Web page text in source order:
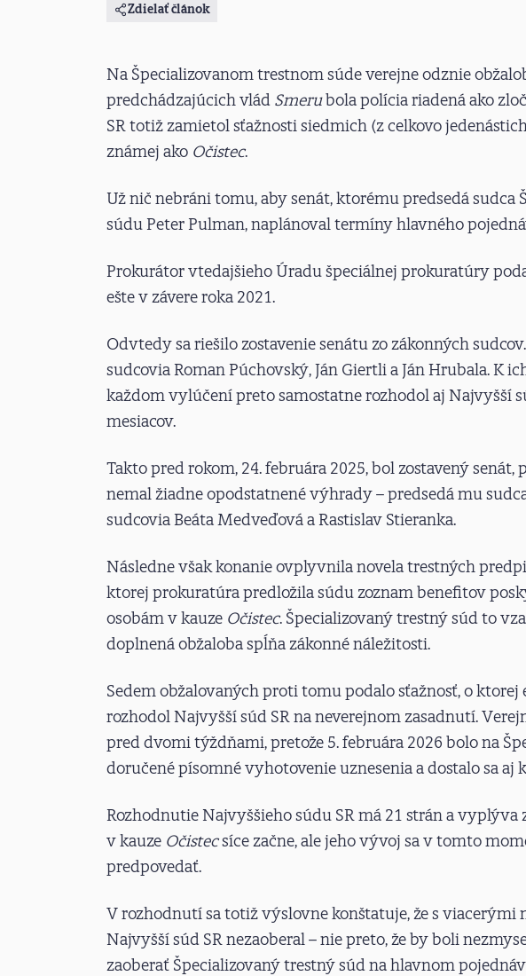
Zdielať článok
Na Špecializovanom trestnom súde verejne odznie
predchádzajúcich vlád Smerubola polícia riadená ako
SR totiž zamietol sťažnosti siedmich (z celkovo
známej ako Očistec.
Už nič nebráni tomu, aby senát, ktorému predsedá sudca
súdu Peter Pulman, naplánoval termíny hlavného
Prokurátor vtedajšieho Úradu špeciálnej prokuratúry
ešte v závere roka 2021.
Odvtedy sa riešilo zostavenie senátu zo zákonných
sudcovia Roman Púchovský, Ján Giertli a Ján Hrubala. K
každom vylúčení preto samostatne rozhodol aj Najvyšší
mesiacov.
Takto pred rokom, 24. februára 2025, bol zostavený
nemal žiadne opodstatnené výhrady – predsedá mu
sudcovia Beáta Medveďová a Rastislav Stieranka.
Následne však konanie ovplyvnila novela trestných
ktorej prokuratúra predložila súdu zoznam benefitov
osobám v kauze Očistec. Špecializovaný trestný súd to
doplnená obžaloba spĺňa zákonné náležitosti.
Sedem obžalovaných proti tomu podalo sťažnosť, o ktorej
rozhodol Najvyšší súd SR na neverejnom zasadnutí.
pred dvomi týždňami, pretože 5. februára 2026 bolo na
doručené písomné vyhotovenie uznesenia a dostalo sa aj
Rozhodnutie Najvyššieho súdu SR má 21 strán a vyplýva
v kauze Očistecsíce začne, ale jeho vývoj sa v tomto
predpovedať.
V rozhodnutí sa totiž výslovne konštatuje, že s viacerými
Najvyšší súd SR nezaoberal – nie preto, že by boli
zaoberať Špecializovaný trestný súd na hlavnom